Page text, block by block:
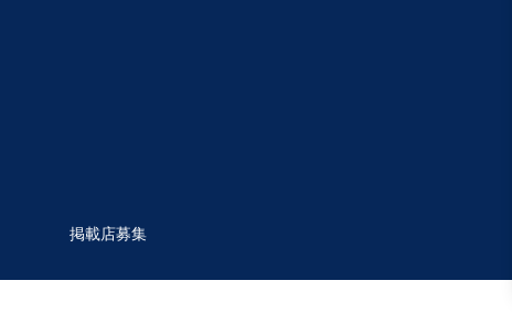
掲載店募集